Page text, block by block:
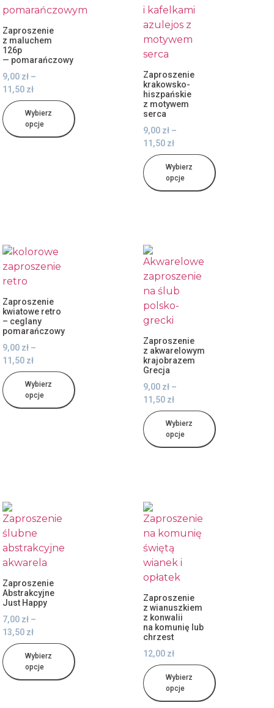
Zaproszenie
z maluchem
126p
— pomarańczowy
9,00 zł –
11,50 zł
Wybierz
opcje
Zaproszenie
krakowsko-
hiszpańskie
z motywem
serca
9,00 zł –
11,50 zł
Wybierz
opcje
Zaproszenie
kwiatowe retro
– ceglany
pomarańczowy
9,00 zł –
11,50 zł
Wybierz
opcje
Zaproszenie
z akwarelowym
krajobrazem
Grecja
9,00 zł –
11,50 zł
Wybierz
opcje
Zaproszenie
Abstrakcyjne
Just Happy
7,00 zł –
13,50 zł
Wybierz
opcje
Zaproszenie
z wianuszkiem
z konwalii
na komunię lub
chrzest
12,00 zł
Wybierz
opcje